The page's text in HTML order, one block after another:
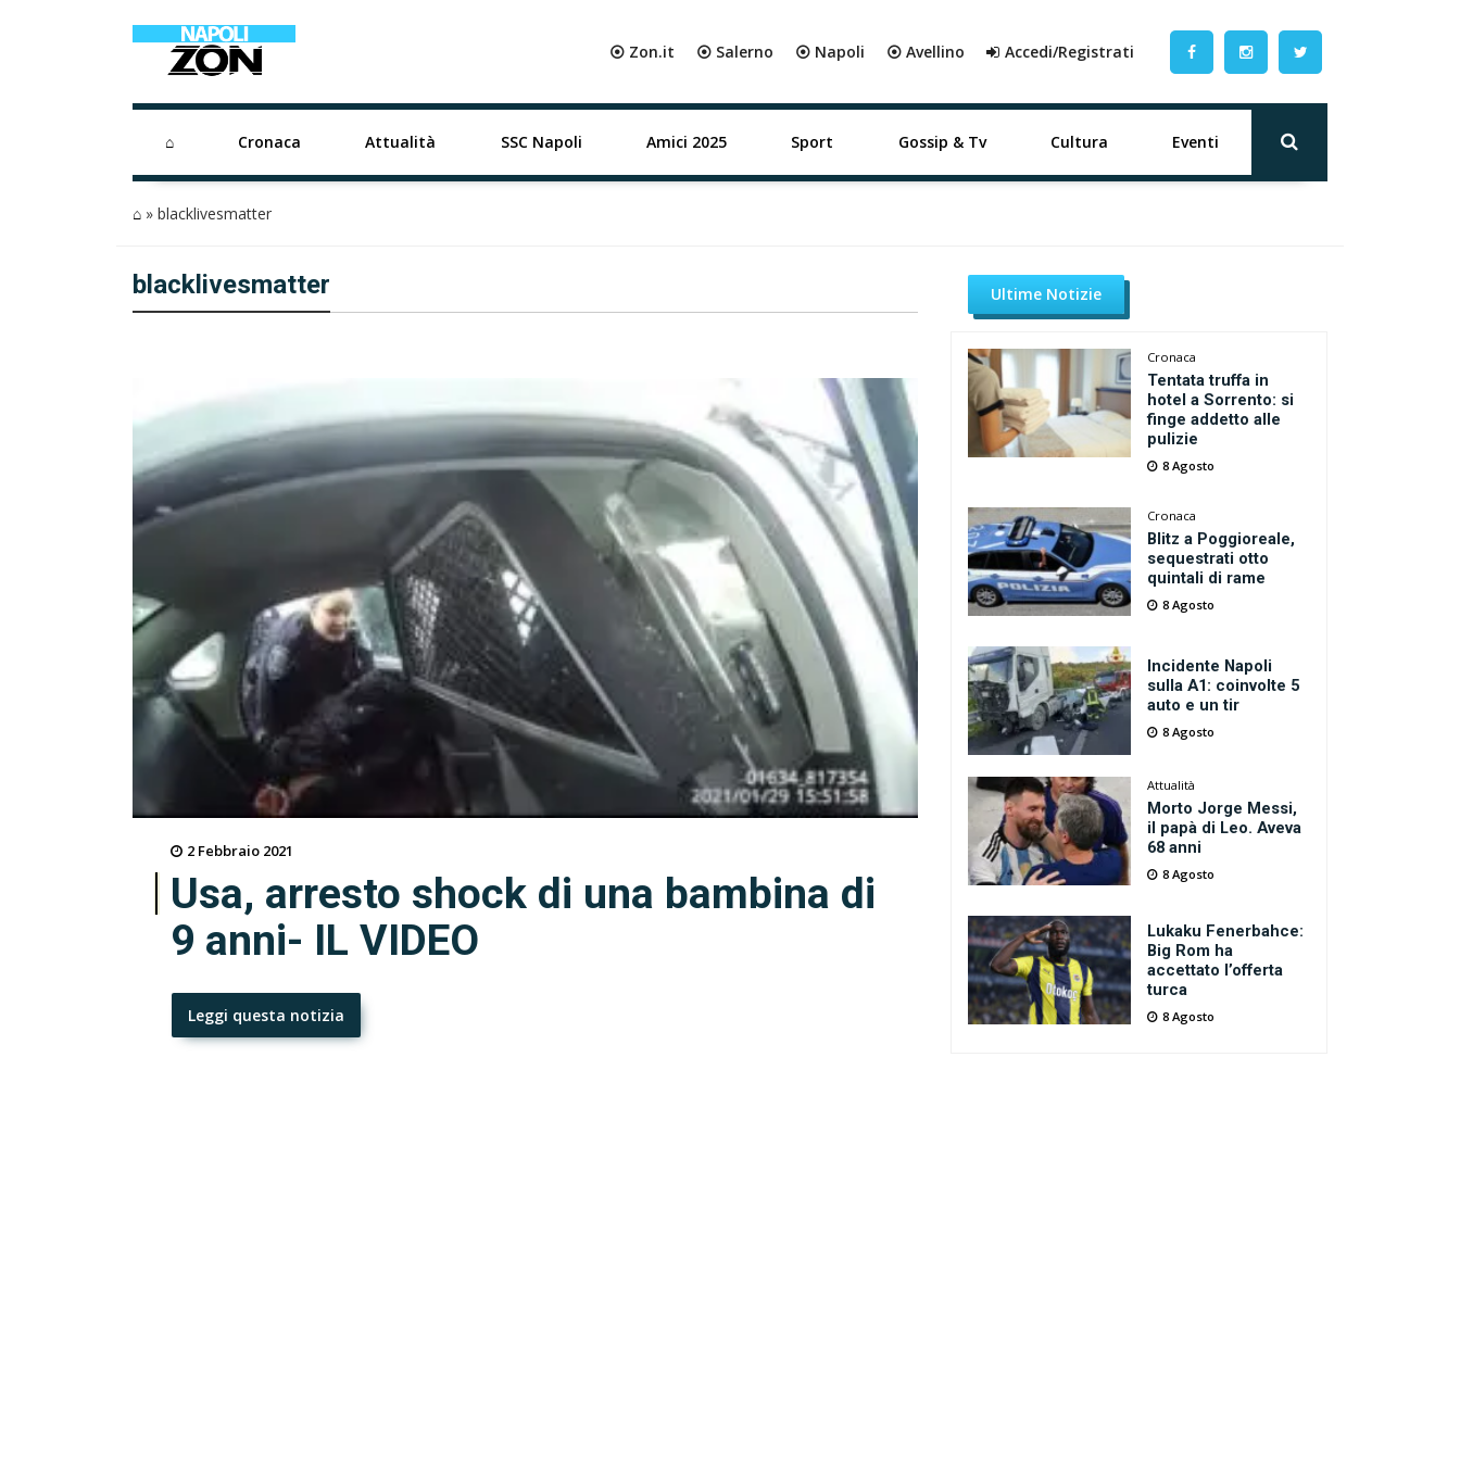
⦿ Zon.it ⦿ Salerno ⦿ Napoli ⦿ Avellino Accedi/Registrati
⌂ Cronaca Attualità SSC Napoli Amici 2025 Sport Gossip & Tv Cultura Eventi
⌂ » blacklivesmatter
blacklivesmatter
2 Febbraio 2021
Usa, arresto shock di una bambina di
9 anni- IL VIDEO
Leggi questa notizia
Ultime Notizie
Cronaca
Tentata truffa in
hotel a Sorrento: si
finge addetto alle
pulizie
8 Agosto
Cronaca
Blitz a Poggioreale,
sequestrati otto
quintali di rame
8 Agosto
Incidente Napoli
sulla A1: coinvolte 5
auto e un tir
8 Agosto
Attualità
Morto Jorge Messi,
il papà di Leo. Aveva
68 anni
8 Agosto
Lukaku Fenerbahce:
Big Rom ha
accettato l’offerta
turca
8 Agosto